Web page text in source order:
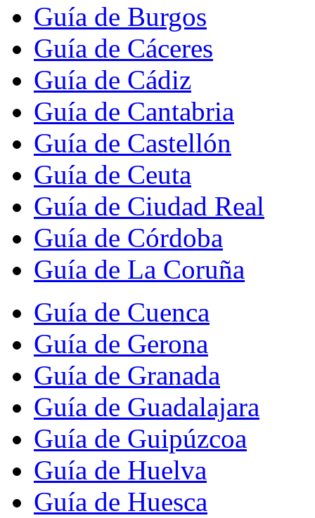
Guía de Burgos
Guía de Cáceres
Guía de Cádiz
Guía de Cantabria
Guía de Castellón
Guía de Ceuta
Guía de Ciudad Real
Guía de Córdoba
Guía de La Coruña
Guía de Cuenca
Guía de Gerona
Guía de Granada
Guía de Guadalajara
Guía de Guipúzcoa
Guía de Huelva
Guía de Huesca